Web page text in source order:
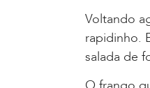
Voltando
rapidinho.
salada de